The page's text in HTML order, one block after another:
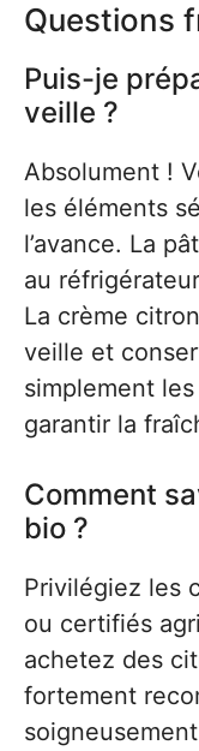
Questions
Puis-je
veille ?
Absolument !
les éléments
l’avance. La
au
La crème
veille et
simplement
garantir la
Comment
bio ?
Privilégiez les
ou certifiés
achetez des
fortement